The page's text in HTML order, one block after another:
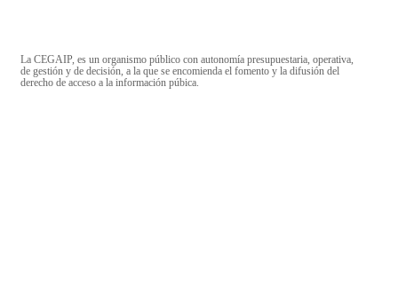
La CEGAIP, es un organismo público con autonomía presupuestaria, operativa,
de gestión y de decisión, a la que se encomienda el fomento y la difusión del
derecho de acceso a la información púbica.